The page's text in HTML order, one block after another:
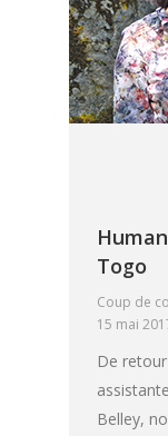
Togo
Coup de
15 mai
De
Belley,